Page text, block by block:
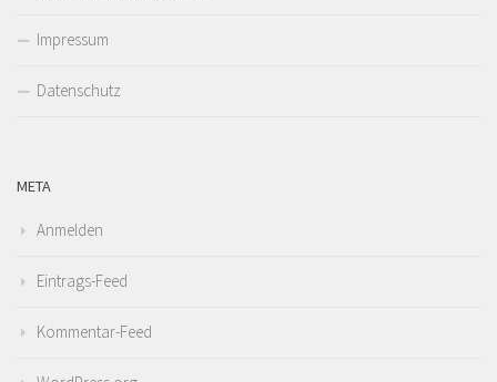
Impressum
Datenschutz
META
Anmelden
Eintrags-Feed
Kommentar-Feed